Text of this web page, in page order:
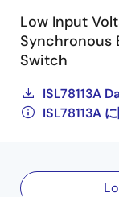
Low Input
Synchronous
Switch
ISL78113A
ISL78113A